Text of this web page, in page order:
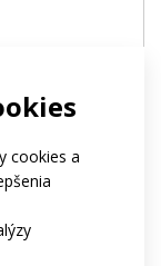
cookies a
by sme
50